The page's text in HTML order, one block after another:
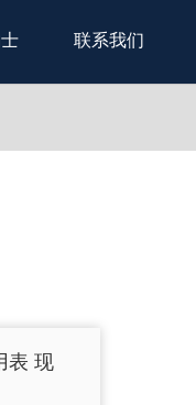
联系我们
表 现